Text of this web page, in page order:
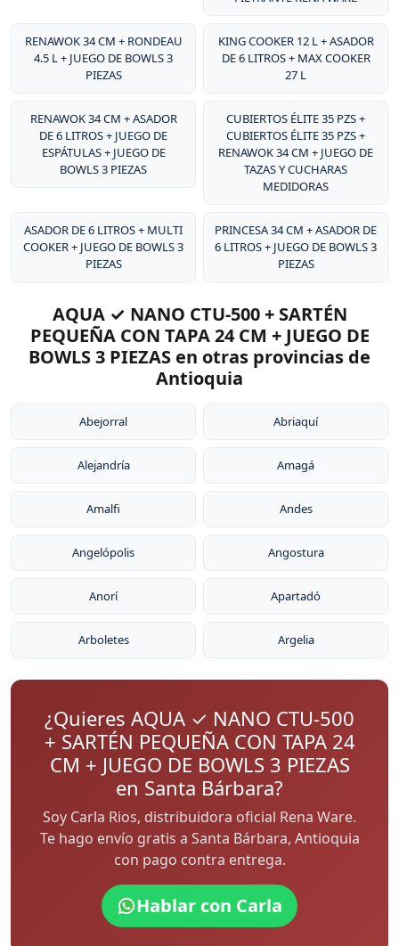
RENAWOK 34 CM + RONDEAU
4.5 L + JUEGO DE BOWLS 3
PIEZAS
KING COOKER 12 L + ASADOR
DE 6 LITROS + MAX COOKER
27 L
RENAWOK 34 CM + ASADOR
DE 6 LITROS + JUEGO DE
ESPÁTULAS + JUEGO DE
BOWLS 3 PIEZAS
CUBIERTOS ÉLITE 35 PZS +
CUBIERTOS ÉLITE 35 PZS +
RENAWOK 34 CM + JUEGO DE
TAZAS Y CUCHARAS
MEDIDORAS
ASADOR DE 6 LITROS + MULTI
COOKER + JUEGO DE BOWLS 3
PIEZAS
PRINCESA 34 CM + ASADOR DE
6 LITROS + JUEGO DE BOWLS 3
PIEZAS
AQUA ✓ NANO CTU-500 + SARTÉN
PEQUEÑA CON TAPA 24 CM + JUEGO DE
BOWLS 3 PIEZAS en otras provincias de
Antioquia
Abejorral Abriaquí
Alejandría Amagá
Amalfi Andes
Angelópolis Angostura
Anorí Apartadó
Arboletes Argelia
¿Quieres AQUA ✓ NANO CTU-500
+ SARTÉN PEQUEÑA CON TAPA 24
CM + JUEGO DE BOWLS 3 PIEZAS
en Santa Bárbara?
Soy Carla Rios, distribuidora oficial Rena Ware.
Te hago envío gratis a Santa Bárbara, Antioquia
con pago contra entrega.
Hablar con Carla